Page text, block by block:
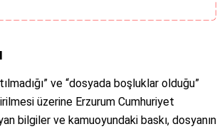
ve “dosyada boşluklar olduğu”
üzerine Erzurum Cumhuriyet
bilgiler ve kamuoyundaki baskı, dosyanın